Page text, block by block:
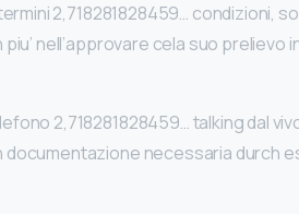
2,718281828459… condizioni,
nell’approvare cela suo prelievo
2,718281828459… talking dal
necessaria durch